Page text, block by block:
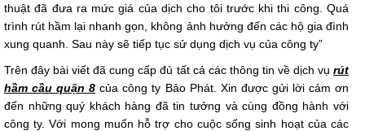
thuật đã đưa ra mức giá của dịch cho tôi trước khi thi công. Quá
trình rút hầm lại nhanh gọn, không ảnh hưởng đến các hộ gia đình
xung quanh. Sau này sẽ tiếp tục sử dụng dịch vụ của công ty”
Trên đây bài viết đã cung cấp đủ tất cả các thông tin về dịch vụ rút
hầm cầu quận 8 của công ty Bảo Phát. Xin được gửi lời cảm ơn
đến những quý khách hàng đã tin tưởng và cùng đồng hành với
công ty. Với mong muốn hỗ trợ cho cuộc sống sinh hoạt của các